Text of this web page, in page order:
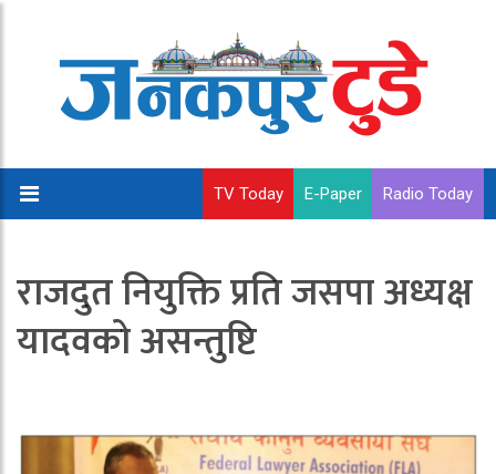
TV Today E-Paper Radio Today
राजदुत नियुक्ति प्रति जसपा अध्यक्ष
यादवको असन्तुष्टि